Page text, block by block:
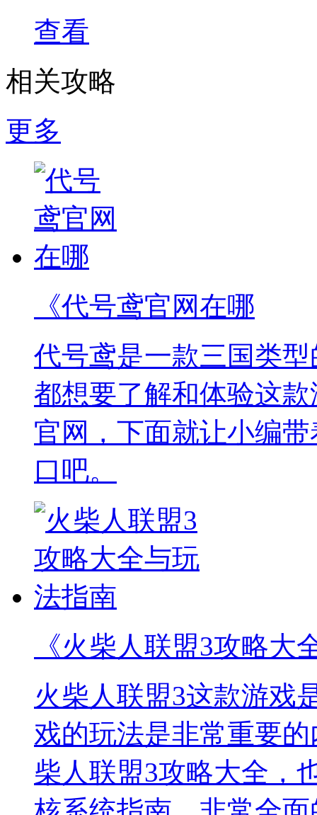
查看
相关攻略
更多
《代号鸢官网在哪
代号鸢是一款三国类
都想要了解和体验这
官网，下面就让小编
口吧。
《火柴人联盟3攻略大
火柴人联盟3这款游戏
戏的玩法是非常重要
柴人联盟3攻略大全，